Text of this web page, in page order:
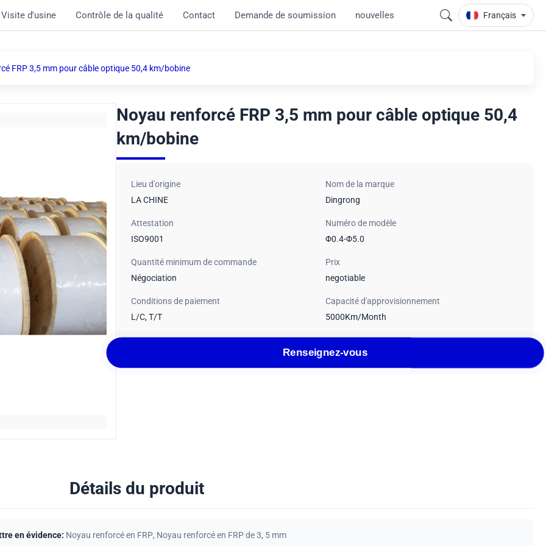
Visite d'usine Contrôle de la qualité Contact Demande de soumission nouvelles Français
FRP 3,5 mm pour câble optique 50,4 km/bobine
Noyau renforcé FRP 3,5 mm pour câble optique 50,4
km/bobine
Lieu d'origine
LA CHINE
Nom de la marque
Dingrong
Attestation
ISO9001
Numéro de modèle
Φ0.4-Φ5.0
Quantité minimum de commande
Négociation
Prix
negotiable
Conditions de paiement
L/C, T/T
Capacité d'approvisionnement
5000Km/Month
Renseignez-vous
Détails du produit
en évidence: Noyau renforcé en FRP, Noyau renforcé en FRP de 3, 5 mm